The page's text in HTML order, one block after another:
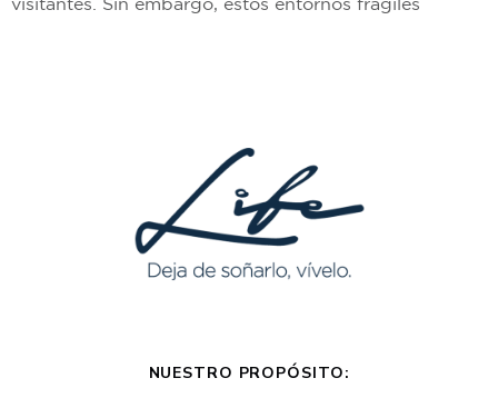
NUESTRO PROPÓSITO: